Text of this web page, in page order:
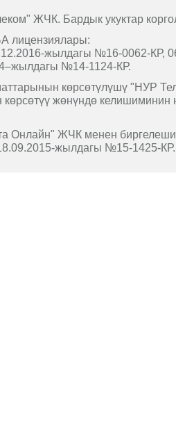
ЖЧК. Бардык укуктар
лицензиялары:
жылдагы №16-0062-КР,
№14-1124-КР.
көрсөтүлүшү "НУР
жөнүндө келишиминин
Онлайн" ЖЧК менен
жылдагы №15-1425-КР.